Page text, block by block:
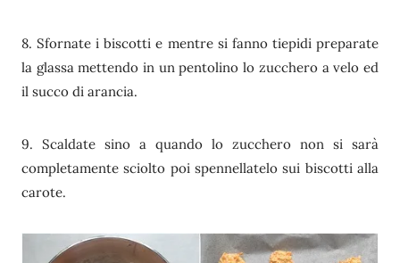
8. Sfornate i biscotti e mentre si fanno tiepidi preparate
la glassa mettendo in un pentolino lo zucchero a velo ed
il succo di arancia.
9. Scaldate sino a quando lo zucchero non si sarà
completamente sciolto poi spennellatelo sui biscotti alla
carote.